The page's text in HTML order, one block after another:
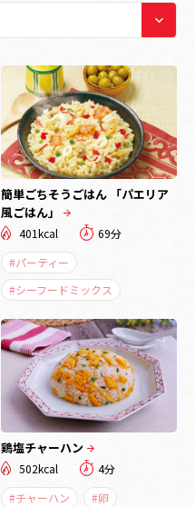
簡単ごちそうごはん 「パエリア
風ごはん」
401kcal
69分
#パーティー
#シーフードミックス
鶏塩チャーハン
502kcal
4分
#チャーハン
#卵